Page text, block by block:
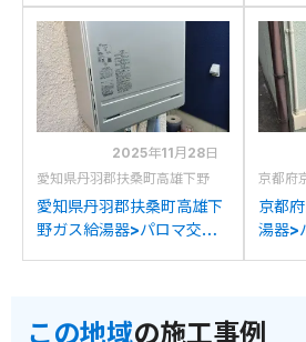
RUF-2008SAWからパロ
マFH-2023SAWへの交換
FH-
2025年11月28日
愛知県丹羽郡扶桑町高雄下野
愛知県丹羽郡扶桑町高雄下
野ガス給湯器>パロマ交換
京都府
京都
湯器>
この地域の施工事例